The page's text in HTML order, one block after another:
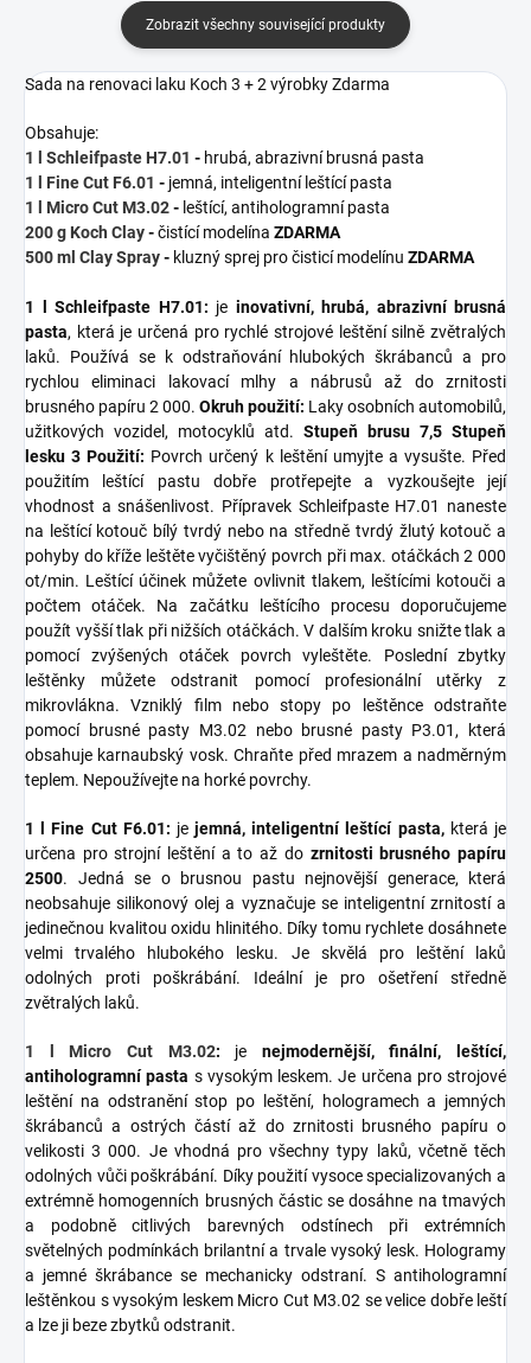
Zobrazit všechny související produkty
Sada na renovaci laku Koch 3 + 2 výrobky Zdarma
Obsahuje:
1 l Schleifpaste H7.01 - hrubá, abrazivní brusná pasta
1 l Fine Cut F6.01 - jemná, inteligentní leštící pasta
1 l Micro Cut M3.02- leštící, antihologramní pasta
200 g Koch Clay-čistící modelína ZDARMA
500 ml Clay Spray- kluzný sprej pro čisticí modelínu ZDARMA
1 l Schleifpaste H7.01: je inovativní, hrubá, abrazivní brusná
pasta, která je určená pro rychlé strojové leštění silně zvětralých
laků. Používá se k odstraňování hlubokých škrábanců a pro
rychlou eliminaci lakovací mlhy a nábrusů až do zrnitosti
brusného papíru 2 000. Okruh použití: Laky osobních automobilů,
užitkových vozidel, motocyklů atd. Stupeň brusu 7,5 Stupeň
lesku 3Použití: Povrch určený k leštění umyjte a vysušte. Před
použitím leštící pastu dobře protřepejte a vyzkoušejte její
vhodnost a snášenlivost. Přípravek Schleifpaste H7.01 naneste
na leštící kotouč bílý tvrdý nebo na středně tvrdý žlutý kotouč a
pohyby do kříže leštěte vyčištěný povrch při max. otáčkách 2 000
ot/min. Leštící účinek můžete ovlivnit tlakem, leštícími kotouči a
počtem otáček. Na začátku leštícího procesu doporučujeme
použít vyšší tlak při nižších otáčkách. V dalším kroku snižte tlak a
pomocí zvýšených otáček povrch vyleštěte. Poslední zbytky
leštěnky můžete odstranit pomocí profesionální utěrky z
mikrovlákna. Vzniklý film nebo stopy po leštěnce odstraňte
pomocí brusné pasty M3.02 nebo brusné pasty P3.01, která
obsahuje karnaubský vosk. Chraňte před mrazem a nadměrným
teplem. Nepoužívejte na horké povrchy.
1 l Fine Cut F6.01: jejemná, inteligentní leštící pasta, která je
určena pro strojní leštění a to až do zrnitosti brusného papíru
2500. Jedná se o brusnou pastu nejnovější generace, která
neobsahuje silikonový olej a vyznačuje se inteligentní zrnitostí a
jedinečnou kvalitou oxidu hlinitého. Díky tomu rychlete dosáhnete
velmi trvalého hlubokého lesku. Je skvělá pro leštění laků
odolných proti poškrábání. Ideální je pro ošetření středně
zvětralých laků.
1 l Micro Cut M3.02: je nejmodernější, finální, leštící,
antihologramní pasta s vysokým leskem. Je určena pro strojové
leštění na odstranění stop po leštění, hologramech a jemných
škrábanců a ostrých částí až do zrnitosti brusného papíru o
velikosti 3 000. Je vhodná pro všechny typy laků, včetně těch
odolných vůči poškrábání. Díky použití vysoce specializovaných a
extrémně homogenních brusných částic se dosáhne na tmavých
a podobně citlivých barevných odstínech při extrémních
světelných podmínkách brilantní a trvale vysoký lesk. Hologramy
a jemné škrábance se mechanicky odstraní. S antihologramní
leštěnkou s vysokým leskem Micro Cut M3.02 se velice dobře leští
a lze ji beze zbytků odstranit.